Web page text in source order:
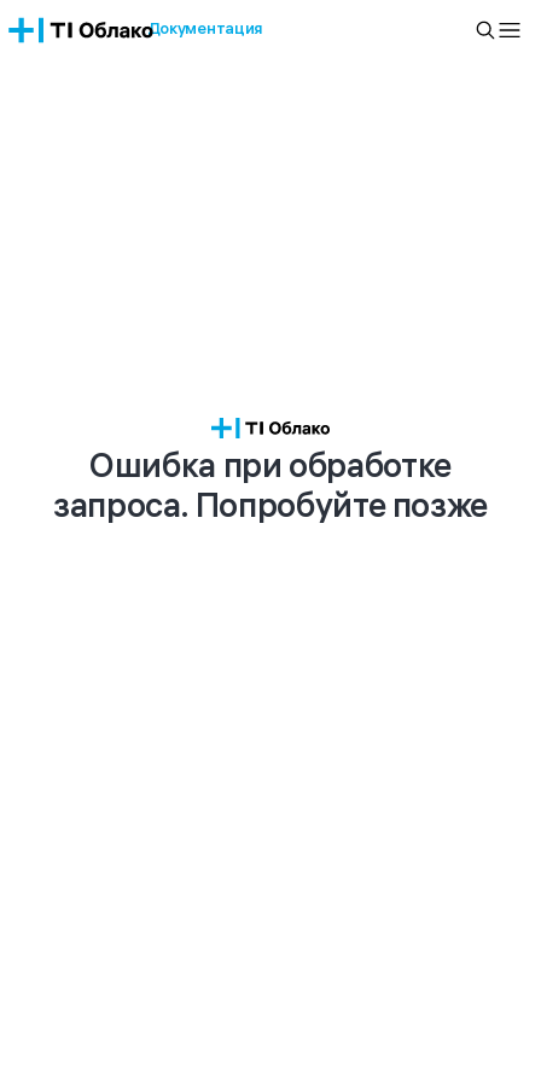
Документация
Ошибка при обработке
запроса. Попробуйте позже